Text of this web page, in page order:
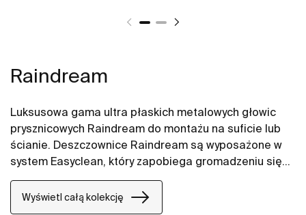
Raindream
Luksusowa gama ultra płaskich metalowych głowic
prysznicowych Raindream do montażu na suficie lub
ścianie. Deszczownice Raindream są wyposażone w
system Easyclean, który zapobiega gromadzeniu się
kamienia.
Wyświetl całą kolekcję